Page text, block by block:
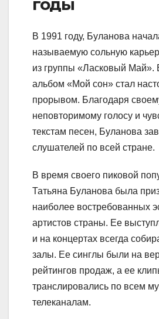
годы
В 1991 году, Буланова
называемую сольную
из группы «Ласковый Май».
альбом «Мой сон» стал
прорывом. Благодаря
неповторимому голосу и
текстам песен, Буланова
слушателей по всей стране.
В время своего пиковой
Татьяна Буланова была
наиболее востребованных
артистов страны. Ее
и на концертах всегда
залы. Ее синглы были на
рейтингов продаж, а ее
транслировались по всем
телеканалам.